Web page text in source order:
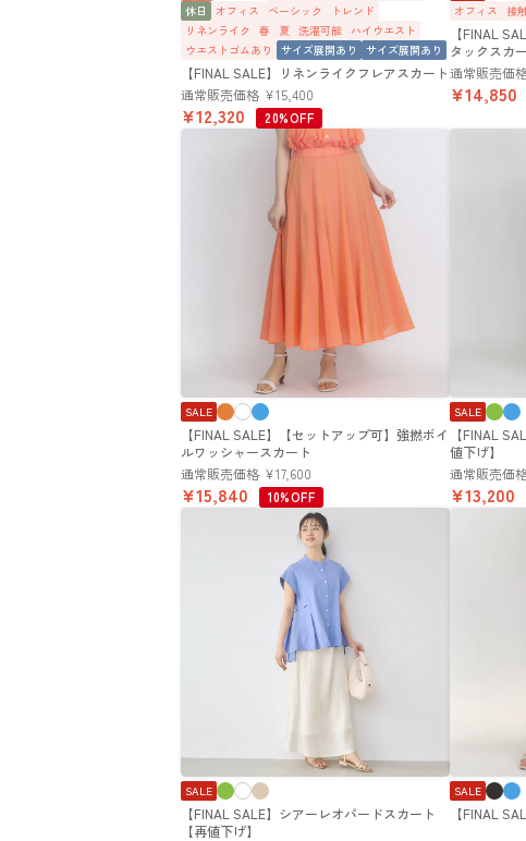
【FINAL SALE】リネンライクフレアスカート
休日
オフィス ベーシック
トレンド
リネンライク
春 夏 洗濯可能 ハイウエスト
ウエストゴムあり
サイズ展開あり サイズ展開あり
通常販売価格 ¥15,400
¥12,320 20%OFF
【FINAL
タックスカ
オフィス 接
通常販売価
¥14,850
【FINAL SALE】【セットアップ可】強撚ボイ
ルワッシャースカート
SALE
通常販売価格 ¥17,600
¥15,840 10%OFF
【FINAL
値下げ】
SALE
通常販売価
¥13,200
【FINAL SALE】シアーレオパードスカート
【再値下げ】
SALE
【FINAL
SALE